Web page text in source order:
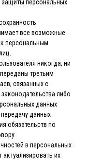
защиты персональных
все возможные
персональным
никогда, ни
третьим
связанных с
либо
данных
данных
обязательств по
в персональных
их